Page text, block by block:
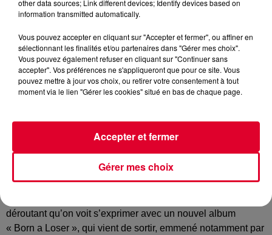
Crédit : @Alice-Moitié
La music story du jour c’est celle de Myd…
Iconoclaste, décalé, le producteur Myd se voit coller tout un
tas d’adjectifs pour décrire son personnage. Sauf que son
déroutant qu’on voit s’exprimer avec un nouvel album
« Born a Loser », qui vient de sortir, emmené notamment par
other data sources; Link different devices; Identify devices based on
information transmitted automatically.
Vous pouvez accepter en cliquant sur "Accepter et fermer", ou affiner en
sélectionnant les finalités et/ou partenaires dans "Gérer mes choix".
Vous pouvez également refuser en cliquant sur "Continuer sans
accepter". Vos préférences ne s'appliqueront que pour ce site. Vous
pouvez mettre à jour vos choix, ou retirer votre consentement à tout
moment via le lien "Gérer les cookies" situé en bas de chaque page.
Gérer mes choix
Accepter et fermer